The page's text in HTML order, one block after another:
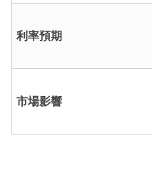
利率預期
市場影響